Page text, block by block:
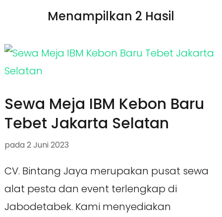
Menampilkan 2 Hasil
Sewa Meja IBM Kebon Baru
Tebet Jakarta Selatan
pada 2 Juni 2023
CV. Bintang Jaya merupakan pusat sewa
alat pesta dan event terlengkap di
Jabodetabek. Kami menyediakan